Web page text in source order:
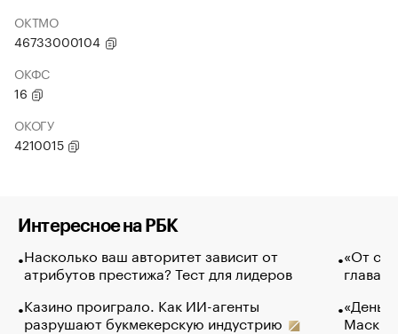
ОКТМО
46733000104
ОКФС
16
ОКОГУ
4210015
Интересное на РБК
Насколько ваш авторитет зависит от
атрибутов престижа? Тест для лидеров
Казино проиграло. Как ИИ-агенты
разрушают букмекерскую индустрию
«От
глава
Маск в